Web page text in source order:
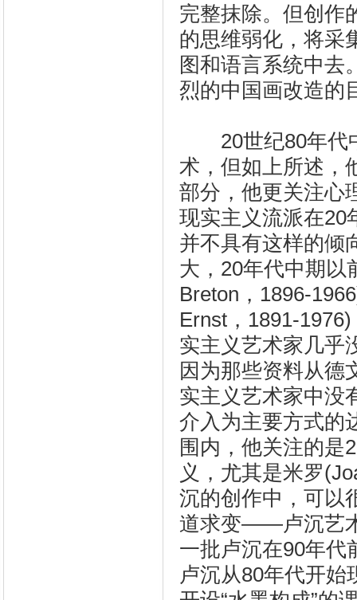
完整抹除。但创作
的思维弱化，将采
图和语言系统中去
烈的中国画改造的
20世纪80年代中
术，但如上所述，
部分，他更关注心
现实主义流派在20
并不具有这样的倾
大，20年代中期以
Breton，1896-
Ernst，1891-
实主义艺术家几乎
因为那些资料从德
实主义艺术家中没
介入为主要方式的
围内，他关注的是
义，尤其是米罗
沉的创作中，可以
道求变——卢沉艺
一批卢沉在90年代
卢沉从80年代开始